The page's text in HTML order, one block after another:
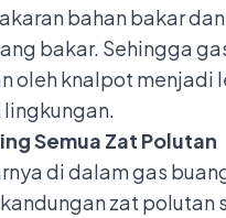
bahan bakar
bakar. Sehingga
oleh knalpot menjadi
lingkungan.
Semua Zat Polutan
di dalam gas
zat polutan